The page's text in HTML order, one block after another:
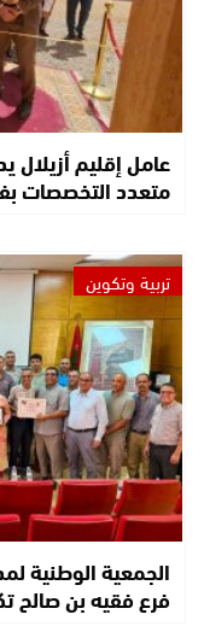
عامل إقليم أزيلال
متعدد التخصصات
تربية وتكوين
الجمعية الوطنية
فرع فقيه بن صالح